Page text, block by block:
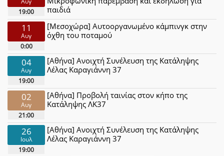
19:00
παιδιά
11
Αυγ
0:00
[Μεσοχώρα] Αυτοοργανωμένο κάμπινγκ στην
όχθη του ποταμού
04
Αυγ
19:00
[Αθήνα] Ανοιχτή Συνέλευση της Κατάληψης
Λέλας Καραγιάννη 37
02
Αυγ
21:00
[Αθήνα] Προβολή ταινίας στον κήπο της
Κατάληψης ΛΚ37
26
Ιουλ
19:00
[Αθήνα] Ανοιχτή Συνέλευση της Κατάληψης
Λέλας Καραγιάννη 37